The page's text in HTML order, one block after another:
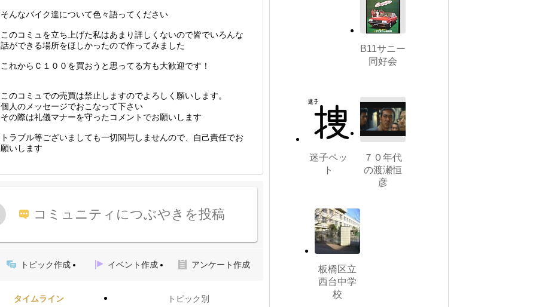
そんなバイク達について色々語ってください
このコミュを立ち上げた私はあまり詳しくないので皆でいろんな
話ができる場所をほしかったので作ってみました
これからＣ１００を買おうと思ってる方も大歓迎です！
このコミュでの売買は禁止しますのでよろしく願いします。
個人のメッセージでおこなって下さい
その際は礼儀マナーを守ったコメントでお願いします
トラブル等ございましても一切関与しませんので、自己責任でお
願いします
コミュニティにつぶやきを投稿
トピック作成 イベント作成 アンケート作成
タイムライン トピック別
B11サニー
同好会
迷子ペッ
ト
７０年代
の渡瀬恒
彦
板橋区立
西台中学
校